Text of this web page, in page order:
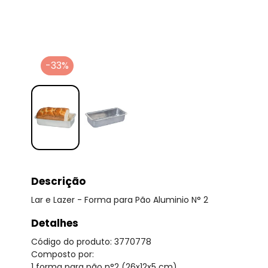
-33%
Descrição
Lar e Lazer - Forma para Pão Aluminio N° 2
Detalhes
Código do produto: 3770778
Composto por: